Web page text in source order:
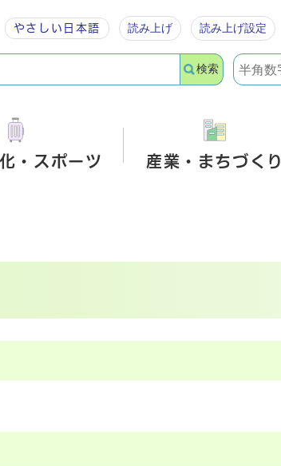
やさしい 日本語 読み上げ 読み上げ設定
検索
・スポーツ 産業・まちづくり